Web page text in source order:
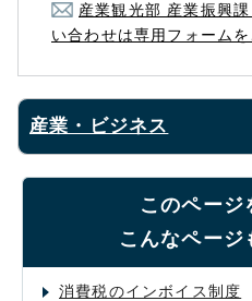
産業観光部 産業振興
い合わせは専用フォームを
産業・ビジネス
このページ
こんなページ
消費税のインボイス制度